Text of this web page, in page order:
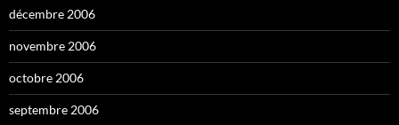
décembre 2006
novembre 2006
octobre 2006
septembre 2006